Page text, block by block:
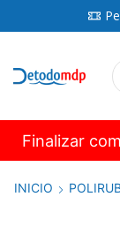
Finalizar
INICIO